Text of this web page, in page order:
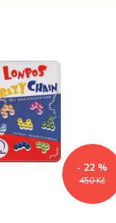
450 Kč
- 22 %